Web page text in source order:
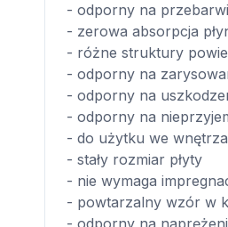
- odporny na
- zerowa absorpcja
- różne struktury
- odporny na
- odporny na
- odporny na
- do użytku we
- stały rozmiar płyty
- nie wymaga
- powtarzalny wzór w
- odporny na